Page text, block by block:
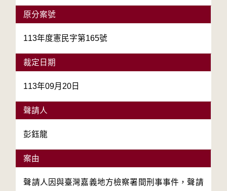
原分案號
113年度憲民字第165號
裁定日期
113年09月20日
聲請人
彭鈺龍
案由
聲請人因與臺灣嘉義地方檢察署間刑事事件，聲請